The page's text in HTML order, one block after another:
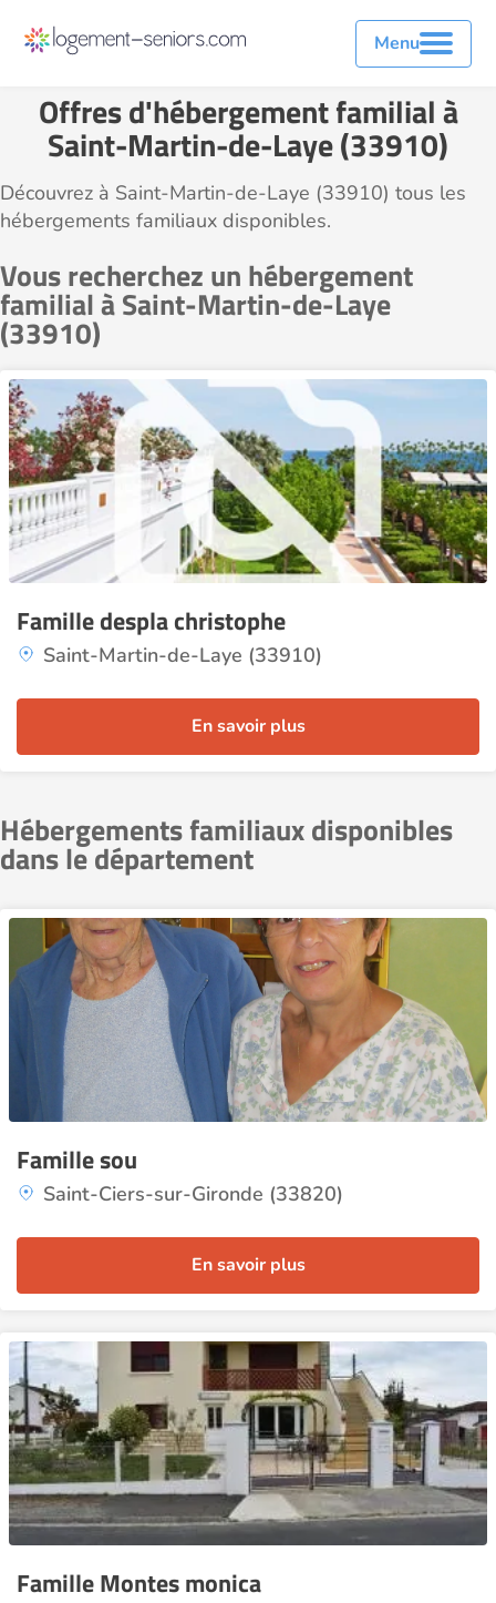
Menu
Offres d'hébergement familial à
Saint-Martin-de-Laye (33910)
Découvrez à Saint-Martin-de-Laye (33910) tous les
hébergements familiaux disponibles.
Vous recherchez un hébergement
familial à Saint-Martin-de-Laye
(33910)
Famille despla christophe
Saint-Martin-de-Laye (33910)
En savoir plus
Hébergements familiaux disponibles
dans le département
Famille sou
Saint-Ciers-sur-Gironde (33820)
En savoir plus
Famille Montes monica